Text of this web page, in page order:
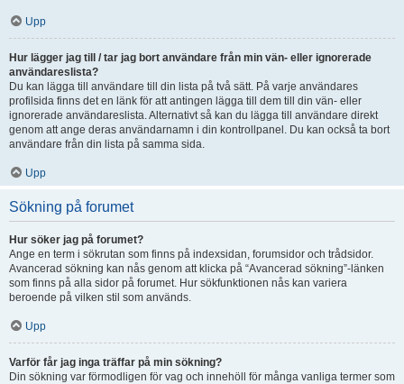
Upp
Hur lägger jag till / tar jag bort användare från min vän- eller ignorerade
användareslista?
Du kan lägga till användare till din lista på två sätt. På varje användares
profilsida finns det en länk för att antingen lägga till dem till din vän- eller
ignorerade användareslista. Alternativt så kan du lägga till användare direkt
genom att ange deras användarnamn i din kontrollpanel. Du kan också ta bort
användare från din lista på samma sida.
Upp
Sökning på forumet
Hur söker jag på forumet?
Ange en term i sökrutan som finns på indexsidan, forumsidor och trådsidor.
Avancerad sökning kan nås genom att klicka på “Avancerad sökning”-länken
som finns på alla sidor på forumet. Hur sökfunktionen nås kan variera
beroende på vilken stil som används.
Upp
Varför får jag inga träffar på min sökning?
Din sökning var förmodligen för vag och innehöll för många vanliga termer som